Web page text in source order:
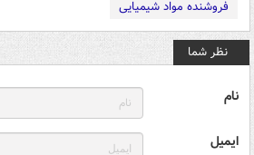
فروشنده مواد شیمیایی
نظر شما
نام
ایمیل